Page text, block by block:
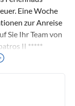
Eine Woche
zur Anreise
Sie Ihr Team von
II *****